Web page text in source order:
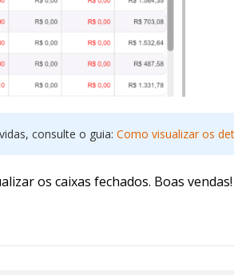
consulte o guia: Como visualizar os
os caixas fechados. Boas vendas!